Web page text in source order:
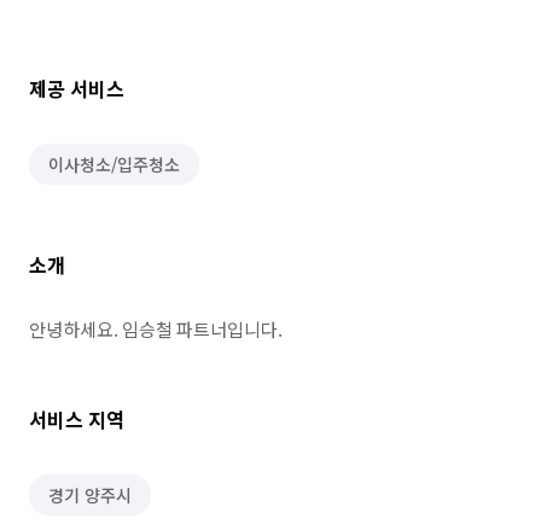
제공 서비스
이사청소/입주청소
소개
안녕하세요. 임승철 파트너입니다.
서비스 지역
경기 양주시